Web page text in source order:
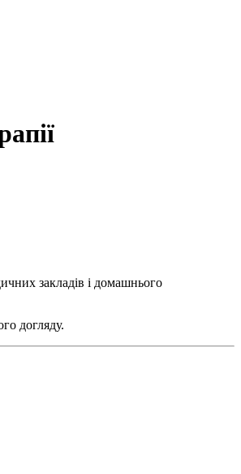
закладів і домашнього
догляду.